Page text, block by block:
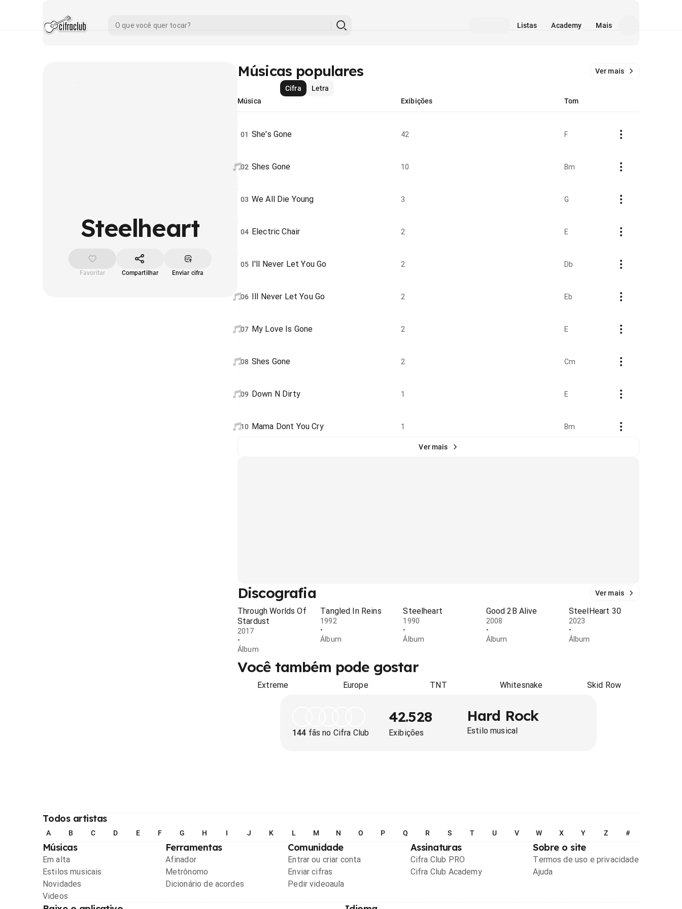
Listas Academy Mais
Steelheart
Favoritar Compartilhar Enviar cifra
Músicas populares Ver mais
Cifra
Letra
Música
Exibições Tom
01 She's Gone 42 F
02 Shes Gone 10 Bm
03 We All Die Young 3 G
04 Electric Chair 2 E
05 I'll Never Let You Go 2 Db
06 Ill Never Let You Go 2 Eb
07 My Love Is Gone 2 E
08 Shes Gone 2 Cm
09 Down N Dirty 1 E
10 Mama Dont You Cry 1 Bm
Ver mais
Discografia Ver mais
Through Worlds Of
Stardust
2017
•
Álbum
Tangled In Reins
1992
•
Álbum
Steelheart
1990
•
Álbum
Good 2B Alive
2008
•
Álbum
SteelHeart 30
2023
•
Álbum
Você também pode gostar
Extreme Europe TNT Whitesnake Skid Row
144 fãs no Cifra Club
42.528
Exibições
Hard Rock
Estilo musical
Todos artistas
A B C D E F G H I J K L M N O P Q R S T U V W X Y Z #
Músicas
Em alta
Estilos musicais
Novidades
Videos
Ferramentas
Afinador
Metrônomo
Dicionário de acordes
Comunidade
Entrar ou criar conta
Enviar cifras
Pedir videoaula
Assinaturas
Cifra Club PRO
Cifra Club Academy
Sobre o site
Termos de uso e privacidade
Ajuda